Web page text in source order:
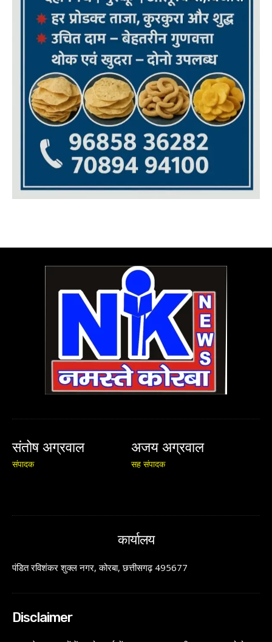
संतोष अग्रवाल
संपादक
अजय अग्रवाल
सह संपादक
कार्यालय
पंडित रविशंकर शुक्ल नगर, कोरबा, छत्तीसगढ़ 495677
Disclaimer